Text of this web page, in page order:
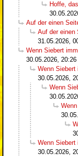
Hoffe,
Auf der einen
Auf der einen
31.05.2026,
Wenn Siebert
30.05.2026, 20:26
Wenn Siebert
30.05.2026,
Wenn
Wenn Siebert
30.05.2026,